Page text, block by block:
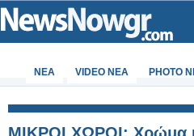
ΝΕΑ VIDEO NEA PHOTO